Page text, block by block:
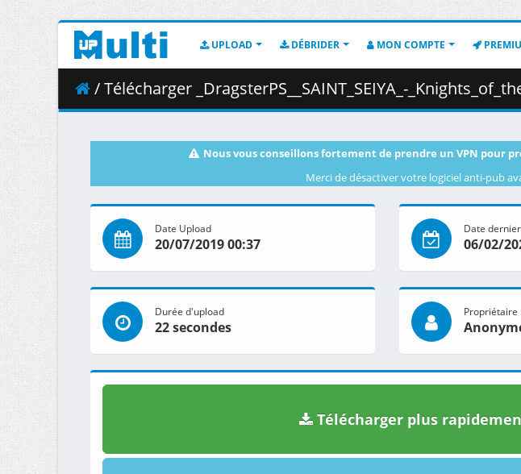
UPLOAD DÉBRIDER MON COMPTE
/ Télécharger _DragsterPS__SAINT_SEIYA_-
Nous vous conseillons fortement de prendre un VPN pour
Merci de désactiver votre logiciel anti-pub
Date Upload
20/07/2019 00:37
Date
06/02/
Durée d'upload
22 secondes
Propriétaire
Télécharger plus